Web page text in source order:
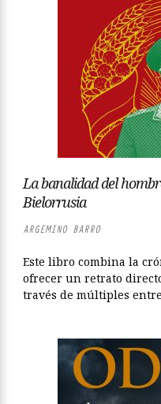
La banalidad del
Bielorrusia
ARGEMINO BARRO
Este libro combina la
ofrecer un retrato
través de múltiples